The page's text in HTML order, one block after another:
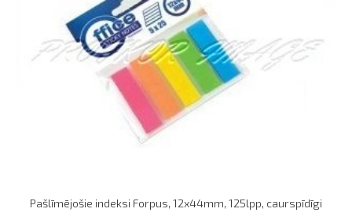
Pašlīmējošie indeksi Forpus, 12x44mm, 125lpp, caurspīdīgi